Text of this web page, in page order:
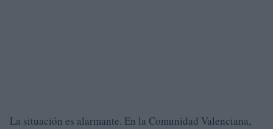
La situación es alarmante. En la Comunidad Valenciana,